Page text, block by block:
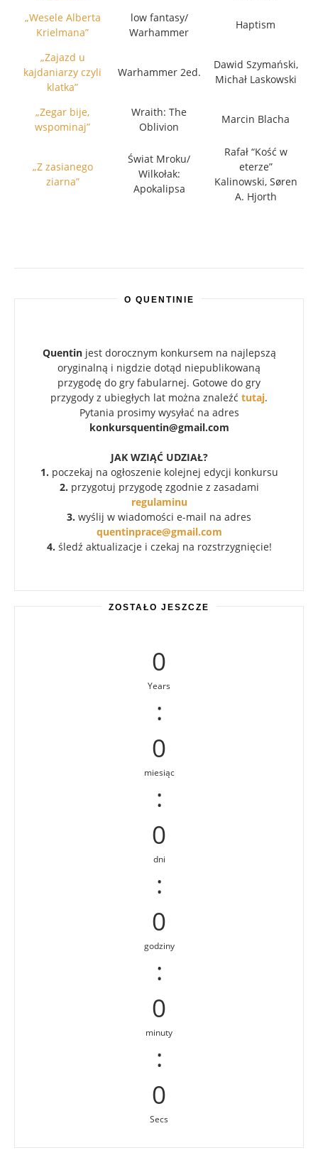
„Wesele Alberta
Krielmana”
low fantasy/
Warhammer
Haptism
„Zajazd u
kajdaniarzy czyli
klatka”
Warhammer 2ed.
Dawid Szymański,
Michał Laskowski
„Zegar bije,
wspominaj”
Wraith: The
Oblivion
Marcin Blacha
„Z zasianego
ziarna”
Świat Mroku/
Wilkołak:
Apokalipsa
Rafał “Kość w
eterze”
Kalinowski, Søren
A. Hjorth
O QUENTINIE
Quentinjest dorocznym konkursem na najlepszą
oryginalną i nigdzie dotąd niepublikowaną
przygodę do gry fabularnej. Gotowe do gry
przygody z ubiegłych lat można znaleźć tutaj.
Pytania prosimy wysyłać na adres
konkursquentin@gmail.com
JAK WZIĄĆ UDZIAŁ?
1. poczekaj na ogłoszenie kolejnej edycji konkursu
2. przygotuj przygodę zgodnie z zasadami
regulaminu
3. wyślij w wiadomości e-mail na adres
quentinprace@gmail.com
4. śledź aktualizacje i czekaj na rozstrzygnięcie!
ZOSTAŁO JESZCZE
0
Years
:
0
miesiąc
:
0
dni
:
0
godziny
:
0
minuty
:
0
Secs